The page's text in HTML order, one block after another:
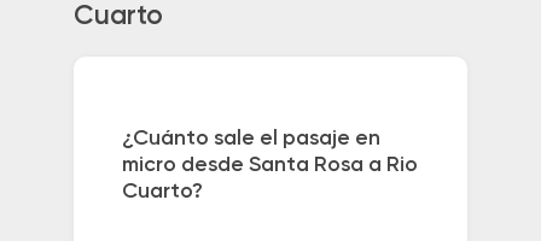
Cuarto
¿Cuánto sale el pasaje en
micro desde Santa Rosa a Rio
Cuarto?